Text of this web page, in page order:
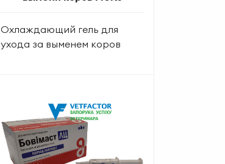
Охлаждающий гель для
ухода за выменем коров